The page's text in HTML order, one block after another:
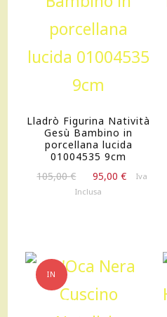
Lladrò Figurina Natività
Gesù Bambino in
porcellana lucida
01004535 9cm
105,00€
prezzo
95,00€
IlIva
Inclusa
IN
OFFERTA!